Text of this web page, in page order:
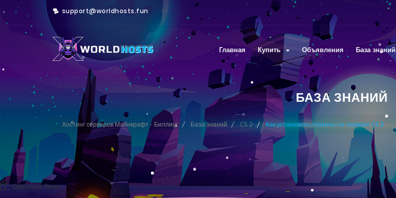
support@worldhosts.fun
Главная Купить Объявления База знаний
БАЗА ЗНАНИЙ
Хостинг серверов Майнкрафт - Биллинг База знаний CS 2 Как установить плагины на сервере CS 2
Скрольте Вниз